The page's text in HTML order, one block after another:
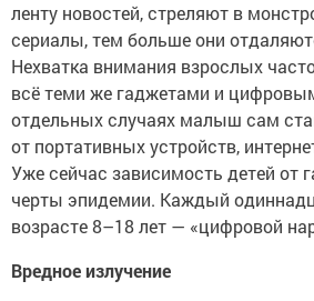
ленту новостей, стреляют в
сериалы, тем больше они
Нехватка внимания взрослых
всё теми же гаджетами и
отдельных случаях малыш сам
от портативных устройств,
Уже сейчас зависимость детей от
черты эпидемии. Каждый
возрасте 8–18 лет — «цифровой
Вредное излучение